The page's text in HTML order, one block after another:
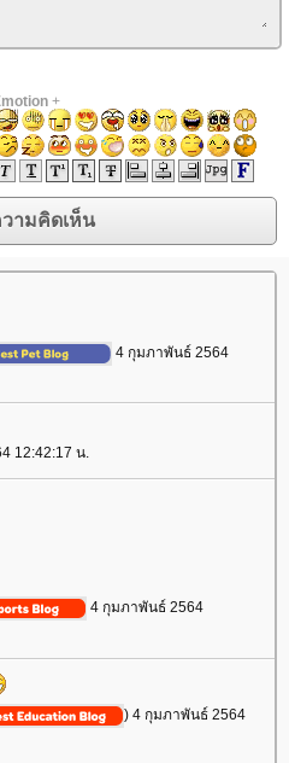
+
4 กุมภาพันธ์ 2564
12:42:17 น.
4 กุมภาพันธ์ 2564
) 4 กุมภาพันธ์ 2564